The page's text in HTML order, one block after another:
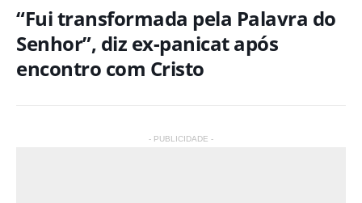
“Fui transformada pela Palavra do
Senhor”, diz ex-panicat após
encontro com Cristo
- PUBLICIDADE -